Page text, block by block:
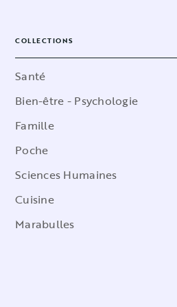
COLLECTIONS
Santé
Bien-être - Psychologie
Famille
Poche
Sciences Humaines
Cuisine
Marabulles